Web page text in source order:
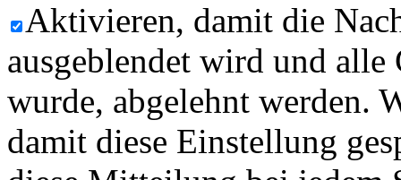
Aktivieren, damit die
ausgeblendet wird und
wurde, abgelehnt werden.
damit diese Einstellung